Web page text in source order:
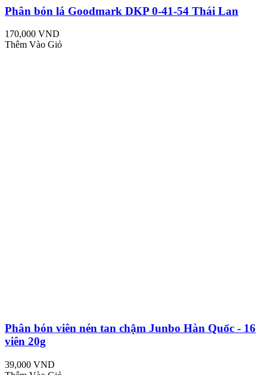
Phân bón lá Goodmark DKP 0-41-54 Thái Lan
170,000 VND
Thêm Vào Giỏ
Phân bón viên nén tan chậm Junbo Hàn Quốc - 16
viên 20g
39,000 VND